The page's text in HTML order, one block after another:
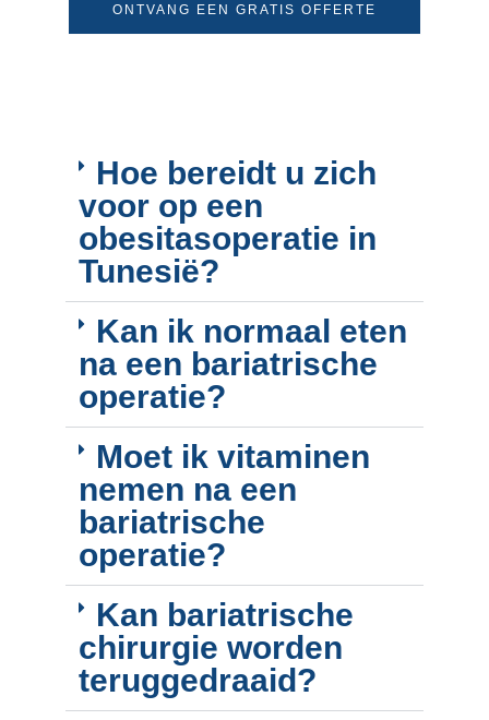
ONTVANG EEN GRATIS OFFERTE
Hoe bereidt u zich
voor op een
obesitasoperatie in
Tunesië?
Kan ik normaal eten
na een bariatrische
operatie?
Moet ik vitaminen
nemen na een
bariatrische
operatie?
Kan bariatrische
chirurgie worden
teruggedraaid?